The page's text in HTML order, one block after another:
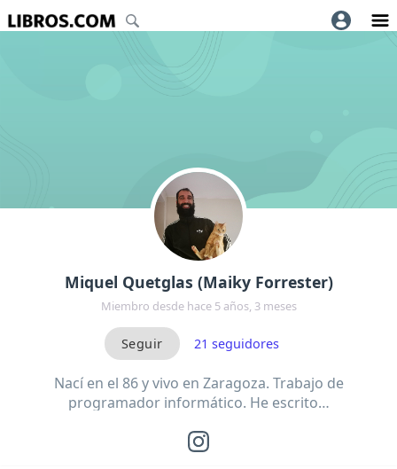
Miquel Quetglas (Maiky Forrester)
Miembro desde hace 5 años, 3 meses
21 seguidores
Nací en el 86 y vivo en Zaragoza. Trabajo de
programador informático. He escrito…